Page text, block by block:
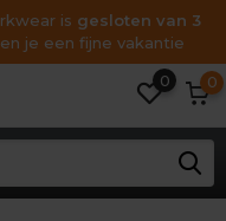
is gesloten van 3
je een fijne vakantie
0 0